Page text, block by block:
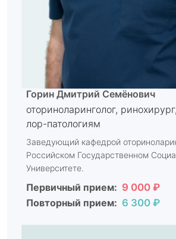
Горин Дмитрий Семёнович
оториноларинголог,
лор-патологиям
Заведующий кафедрой
Российском Государственном
Университете.
Первичный прием: 9 000 ₽
Повторный прием: 6 300 ₽